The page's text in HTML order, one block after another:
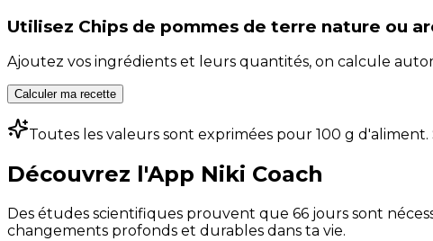
Utilisez Chips de pommes de terre nature ou
Ajoutez vos ingrédients et leurs quantités, on calcule
Calculer ma recette
Toutes les valeurs sont exprimées pour 100 g d'aliment.
Découvrez l'App Niki Coach
Des études scientifiques prouvent que 66 jours sont
changements profonds et durables dans ta vie.